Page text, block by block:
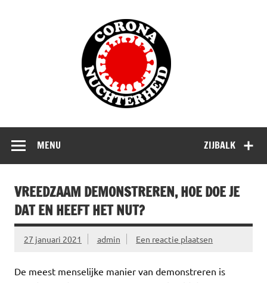
ZIJBALK
MENU
VREEDZAAM DEMONSTREREN, HOE DOE JE
DAT EN HEEFT HET NUT?
27 januari 2021 admin Een reactie plaatsen
De meest menselijke manier van demonstreren is